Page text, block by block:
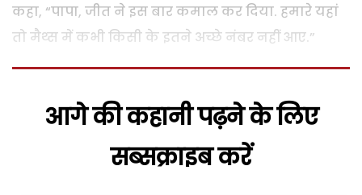
कहा, “पापा, जीत ने इस बार कमाल कर दिया. हमारे यहां
तो मैथ्स में कभी किसी के इतने अच्छे नंबर नहीं आए.”
आगे की कहानी पढ़ने के लिए
सब्सक्राइब करें